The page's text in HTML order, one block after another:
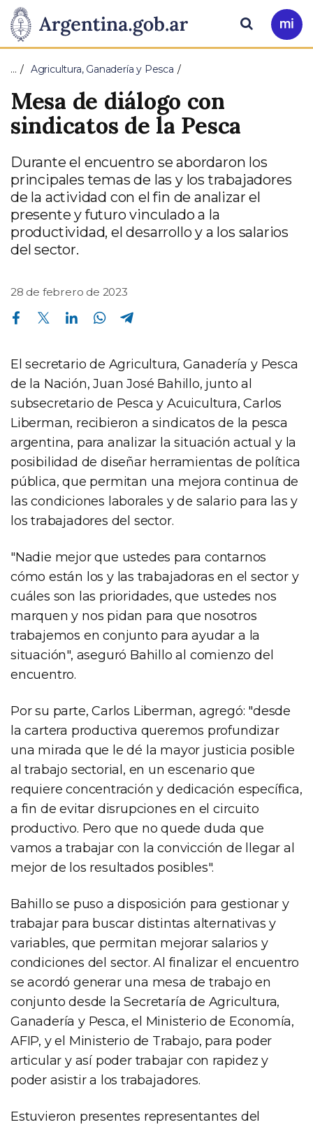
Presidencia
de
la
Nación
Pasar al contenido principal
Ir
a
Buscar
… Agricultura, Ganadería y Pesca
Mesa de diálogo con
sindicatos de la Pesca
Durante el encuentro se abordaron los
principales temas de las y los trabajadores
de la actividad con el fin de analizar el
presente y futuro vinculado a la
productividad, el desarrollo y a los salarios
del sector.
28 de febrero de 2023
Compartir en Facebook Compartir en Twitter Compartir en Linkedin Compartir en Whatsapp
El secretario de Agricultura, Ganadería y Pesca
de la Nación, Juan José Bahillo, junto al
subsecretario de Pesca y Acuicultura, Carlos
Liberman, recibieron a sindicatos de la pesca
argentina, para analizar la situación actual y la
posibilidad de diseñar herramientas de política
pública, que permitan una mejora continua de
las condiciones laborales y de salario para las y
los trabajadores del sector.
"Nadie mejor que ustedes para contarnos
cómo están los y las trabajadoras en el sector y
cuáles son las prioridades, que ustedes nos
marquen y nos pidan para que nosotros
trabajemos en conjunto para ayudar a la
situación", aseguró Bahillo al comienzo del
encuentro.
Por su parte, Carlos Liberman, agregó: "desde
la cartera productiva queremos profundizar
una mirada que le dé la mayor justicia posible
al trabajo sectorial, en un escenario que
requiere concentración y dedicación específica,
a fin de evitar disrupciones en el circuito
productivo. Pero que no quede duda que
vamos a trabajar con la convicción de llegar al
mejor de los resultados posibles".
Bahillo se puso a disposición para gestionar y
trabajar para buscar distintas alternativas y
variables, que permitan mejorar salarios y
condiciones del sector. Al finalizar el encuentro
se acordó generar una mesa de trabajo en
conjunto desde la Secretaría de Agricultura,
Ganadería y Pesca, el Ministerio de Economía,
AFIP, y el Ministerio de Trabajo, para poder
articular y así poder trabajar con rapidez y
poder asistir a los trabajadores.
Estuvieron presentes representantes del